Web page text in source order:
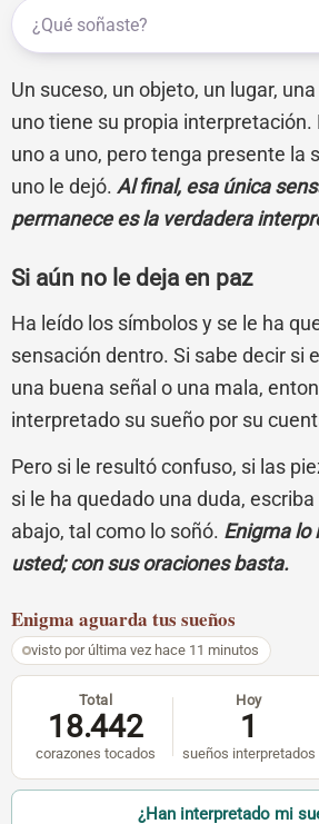
Un suceso, un objeto, un lugar,
uno tiene su propia interpretación.
uno a uno, pero tenga presente la
uno le dejó. Al final, esa única
permanece es la verdadera
Si aún no le deja en paz
Ha leído los símbolos y se le ha
sensación dentro. Si sabe decir si
una buena señal o una mala,
interpretado su sueño por su
Pero si le resultó confuso, si las
si le ha quedado una duda,
abajo, tal como lo soñó. Enigma lo
usted; con sus oraciones basta.
Enigma aguarda tus sueños
visto por última vez hace 11 minutos
Total
18.442
corazones tocados
Hoy
1
sueños interpretados
¿Han interpretado mi